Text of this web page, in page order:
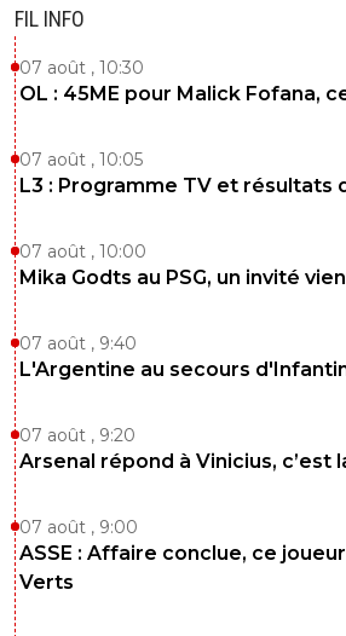
FIL INFO
07 août , 10:30
OL : 45ME pour Malick Fofana,
07 août , 10:05
L3 : Programme TV et résultats
07 août , 10:00
Mika Godts au PSG, un invité
07 août , 9:40
L'Argentine au secours
07 août , 9:20
Arsenal répond à Vinicius, c’est
07 août , 9:00
ASSE : Affaire conclue, ce
Verts